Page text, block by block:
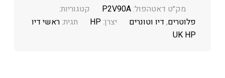
מק״ט דאטהפול:P2V90A
קטגוריות:
פלוטרים, דיו וטונרים יצרן:HP תגית:ראשי דיו
UK HP